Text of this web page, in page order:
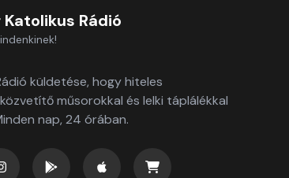
Katolikus Rádió
küldetése, hogy hiteles
műsorokkal és lelki táplálékkal
nap, 24 órában.